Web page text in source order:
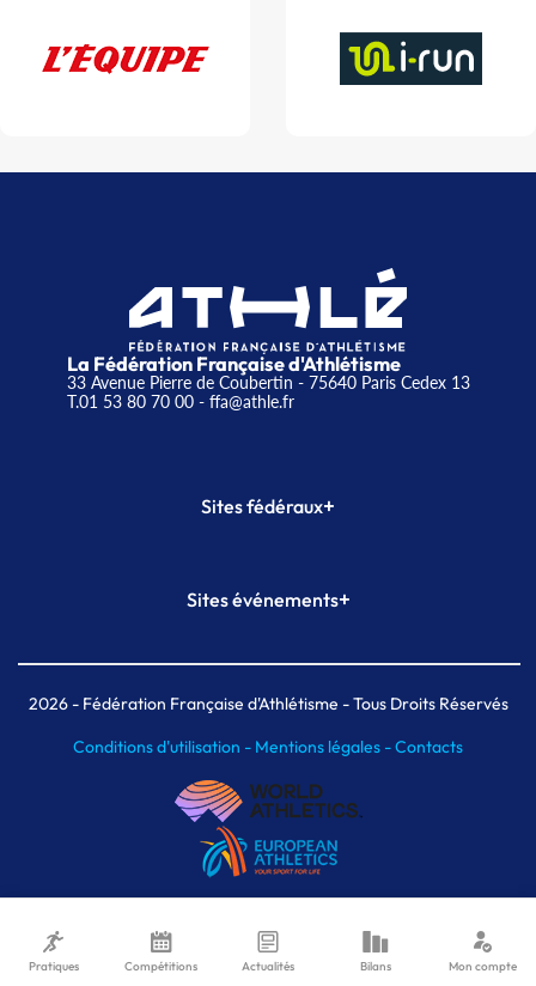
La Fédération Française d'Athlétisme
33 Avenue Pierre de Coubertin - 75640 Paris Cedex 13
T.01 53 80 70 00- ffa@athle.fr
Sites fédéraux+
Plateforme Formation
Sites événements+
Meeting de Paris indoor
MAIF Ekiden de Paris
2026- Fédération Française d'Athlétisme - Tous Droits Réservés
Conditions d'utilisation - Mentions légales -Contacts
Pratiques Compétitions Actualités Bilans Mon compte